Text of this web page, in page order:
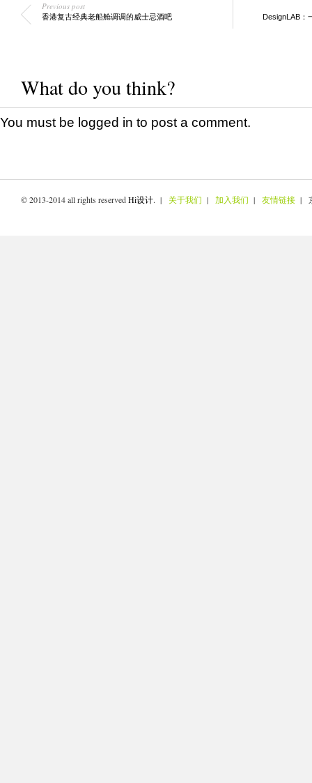
Previous post
香港复古经典老船舱调调的威士忌酒吧 DesignLAB：
What do you think?
You must be logged in to post a comment.
© 2013-2014 all rights reservedHi设计. | 关于我们 | 加入我们 | 友情链接 |